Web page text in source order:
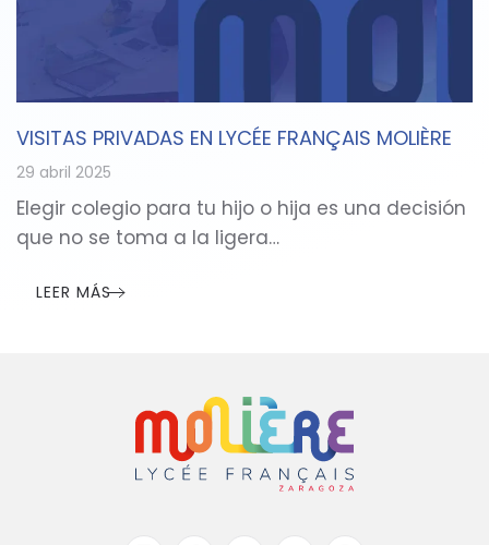
VISITAS PRIVADAS EN LYCÉE FRANÇAIS MOLIÈRE
29 abril 2025
Elegir colegio para tu hijo o hija es una decisión
que no se toma a la ligera…
LEER MÁS